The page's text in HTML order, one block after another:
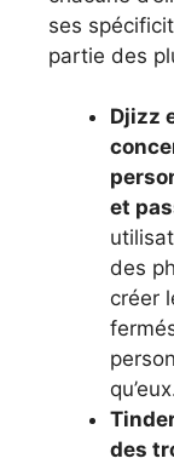
ses
partie des
Djizz
et
des
créer
des